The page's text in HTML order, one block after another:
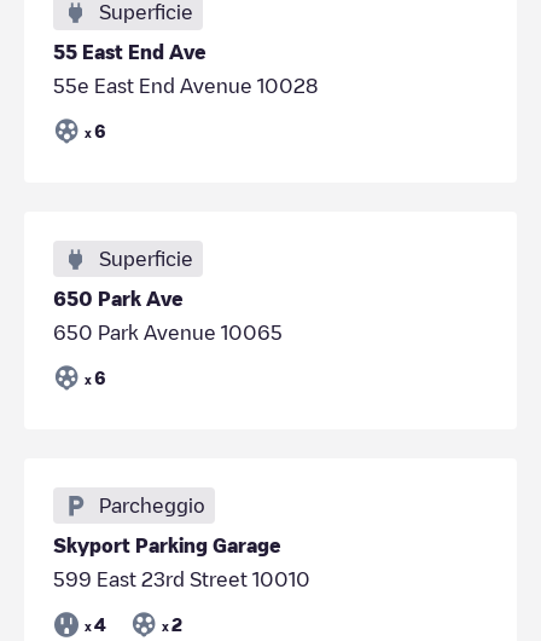
Superficie
55 East End Ave
55e East End Avenue 10028
x 6
Superficie
650 Park Ave
650 Park Avenue 10065
x 6
Parcheggio
Skyport Parking Garage
599 East 23rd Street 10010
x 4 x 2